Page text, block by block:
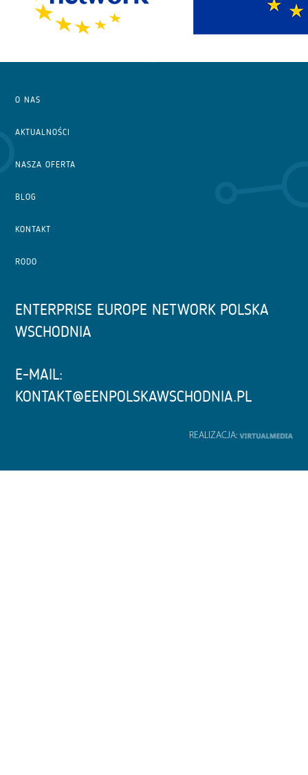
O NAS
AKTUALNOŚCI
NASZA OFERTA
BLOG
KONTAKT
RODO
ENTERPRISE EUROPE NETWORK POLSKA
WSCHODNIA
E-MAIL:
KONTAKT@EENPOLSKAWSCHODNIA.PL
REALIZACJA: